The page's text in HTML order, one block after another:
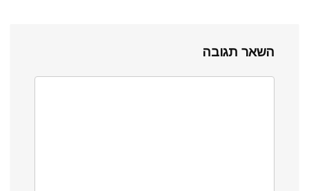
השאר תגובה